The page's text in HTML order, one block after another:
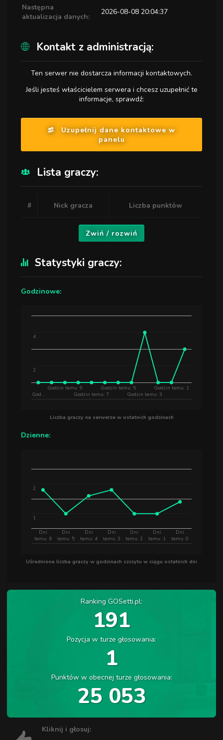
Następna
aktualizacja danych:
2026-08-08 20:04:37
Kontakt z administracją:
Ten serwer nie dostarcza informacji kontaktowych.
Jeśli jesteś właścicielem serwera i chcesz uzupełnić te
informacje, sprawdź:
Uzupełnij dane kontaktowe w
panelu
Lista graczy:
# Nick gracza Liczba punktów
Zwiń / rozwiń
Statystyki graczy:
Godzinowe:
God…
Godzin temu: 9
Godzin temu: 7
Godzin temu: 5
Godzin temu: 3
Godzin temu: 1
2
4
Liczba graczy na serwerze w ostatnich godzinach
Dzienne:
temu: 6
Dni
temu: 5
Dni
temu: 4
Dni
temu: 3
Dni
temu: 2
Dni
temu: 1
Dni
temu: 0
Dni
1
2
Uśredniona liczba graczy w godzinach szczytu w ciągu ostatnich dni
Ranking GOSetti.pl:
191
Pozycja w turze głosowania:
1
Punktów w obecnej turze głosowania:
25 053
Kliknij i głosuj: